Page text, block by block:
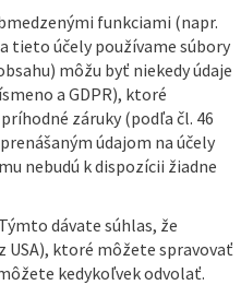
where the
Send
To the
funkciami (napr.
tieto účely používame súbory
môžu byť niekedy údaje
a GDPR), ktoré
záruky (podľa čl. 46
údajom na účely
nebudú k dispozícii žiadne
dávate súhlas, že
ktoré môžete spravovať
kedykoľvek odvolať.